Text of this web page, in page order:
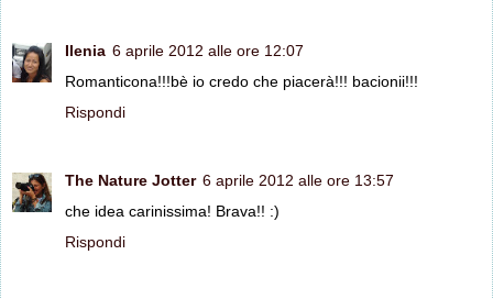
Ilenia 6 aprile 2012 alle ore 12:07
Romanticona!!!bè io credo che piacerà!!! bacionii!!!
Rispondi
The Nature Jotter 6 aprile 2012 alle ore 13:57
che idea carinissima! Brava!! :)
Rispondi